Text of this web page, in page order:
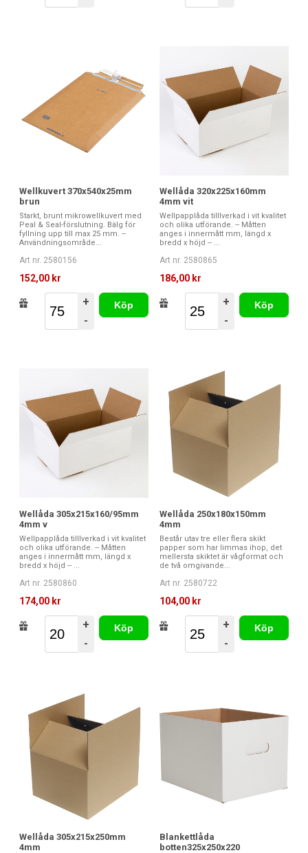
Wellkuvert 370x540x25mm
brun
Starkt, brunt mikrowellkuvert med
Peal & Seal-förslutning. Bälg för
fyllning upp till max 25 mm. --
Användningsområde...
Art nr. 2580156
152,00 kr
+
-
Köp
Wellåda 320x225x160mm
4mm vit
Wellpapplåda tilllverkad i vit kvalitet
och olika utförande. -- Måtten
anges i innermått mm, längd x
bredd x höjd -- ...
Art nr. 2580865
186,00 kr
+
-
Köp
Wellåda 305x215x160/95mm
4mm v
Wellpapplåda tilllverkad i vit kvalitet
och olika utförande. -- Måtten
anges i innermått mm, längd x
bredd x höjd -- ...
Art nr. 2580860
174,00 kr
+
-
Köp
Wellåda 250x180x150mm
4mm
Består utav tre eller flera skikt
papper som har limmas ihop, det
mellersta skiktet är vågformat och
de två omgivande...
Art nr. 2580722
104,00 kr
+
-
Köp
Wellåda 305x215x250mm
4mm
Blankettlåda
botten325x250x220